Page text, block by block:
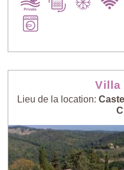
Villa
Lieu de la location: